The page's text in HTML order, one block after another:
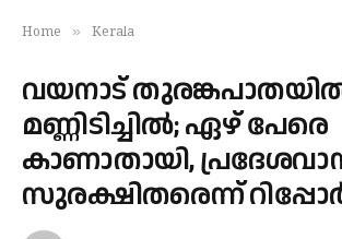
Home » Kerala
വയനാട്
മണ്ണിടിച്ചിൽ; ഏഴ് പേരെ
കാണാതായി,
സുരക്ഷിതരെന്ന്